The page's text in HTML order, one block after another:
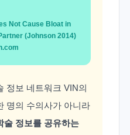
Not Cause Bloat in
(Johnson 2014)
정보 네트워크 VIN의
명의 수의사가 아니라
술 정보를 공유하는